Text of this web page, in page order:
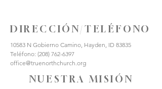
DIRECCIÓN/TELÉFONO
10583 N Gobierno Camino, Hayden, ID 83835
Teléfono: (208) 762-6397
office@truenorthchurch.org
NUESTRA MISIÓN